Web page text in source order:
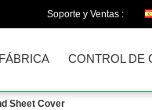
Soporte y Ventas :
CONTROL DE
Sheet Cover